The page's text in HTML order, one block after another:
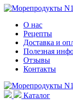
О нас
Рецепты
Доставка и
Полезная
Отзывы
Контакты
Каталог